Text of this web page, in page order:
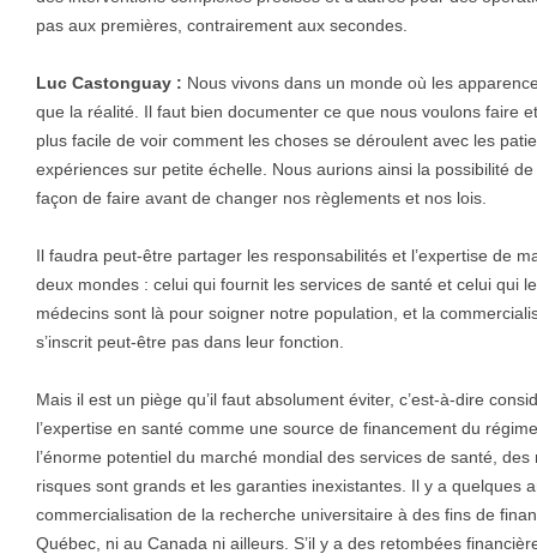
pas aux premières, contrairement aux secondes.
Luc Castonguay : Nous vivons dans un monde où les
que la réalité. Il faut bien documenter ce que nous voulons faire
plus facile de voir comment les choses se déroulent avec les
expériences sur petite échelle. Nous aurions ainsi la possibilité
façon de faire avant de changer nos règlements et nos lois.
Il faudra peut-être partager les responsabilités et l’expertise de
deux mondes : celui qui fournit les services de santé et celui qui
médecins sont là pour soigner notre population, et la
s’inscrit peut-être pas dans leur fonction.
Mais il est un piège qu’il faut absolument éviter, c’est-à-dire
l’expertise en santé comme une source de financement du
l’énorme potentiel du marché mondial des services de santé,
risques sont grands et les garanties inexistantes. Il y a quelques
commercialisation de la recherche universitaire à des fins de
Québec, ni au Canada ni ailleurs. S’il y a des retombées